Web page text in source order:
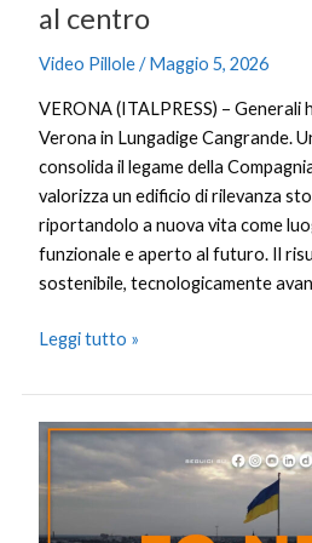
al centro
Video Pillole/Maggio 5, 2026
VERONA (ITALPRESS) – Generali
Verona in Lungadige Cangrande.
consolida il legame della
valorizza un edificio di rilevanza
riportandolo a nuova vita come
funzionale e aperto al futuro. Il
sostenibile, tecnologicamente
Leggi tutto »
Tg
–